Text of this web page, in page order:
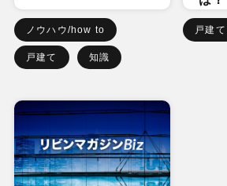
ノウハウ/how to
戸建て 知識
戸建て